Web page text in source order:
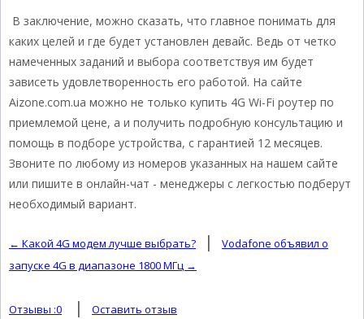
В заключение, можно сказать, что главное понимать для
каких целей и где будет установлен девайс. Ведь от четко
намеченных заданий и выбора соответствуя им будет
зависеть удовлетворенность его работой. На сайте
Aizone.com.ua можно не только купить 4G Wi-Fi роутер по
приемлемой цене, а и получить подробную консультацию и
помощь в подборе устройства, с гарантией 12 месяцев.
Звоните по любому из номеров указанных на нашем сайте
или пишите в онлайн-чат - менеджеры с легкостью подберут
необходимый вариант.
← Какой 4G модем лучше выбрать? |
Vodafone объявил о
запуске 4G в диапазоне 1800 МГц →
Отзывы :0 | Оставить отзыв